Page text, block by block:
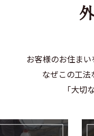
お客様のお住ま
なぜこの工法
「大切